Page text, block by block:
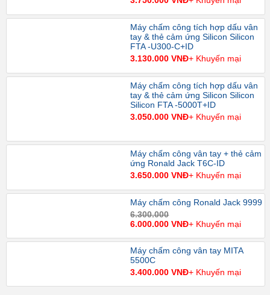
Máy chấm công tích hợp dấu vân
tay & thẻ cảm ứng Silicon Silicon
FTA -U300-C+ID
3.130.000 VNĐ+ Khuyến mại
Máy chấm công tích hợp dấu vân
tay & thẻ cảm ứng Silicon Silicon
Silicon FTA -5000T+ID
3.050.000 VNĐ+ Khuyến mại
Máy chấm công vân tay + thẻ cảm
ứng Ronald Jack T6C-ID
3.650.000 VNĐ+ Khuyến mại
Máy chấm công Ronald Jack 9999
6.300.000
6.000.000 VNĐ+ Khuyến mại
Máy chấm công vân tay MITA
5500C
3.400.000 VNĐ+ Khuyến mại